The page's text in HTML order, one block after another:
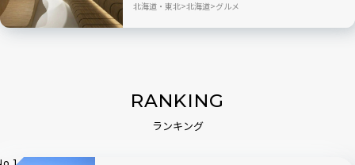
北海道・東北 北海道 グルメ
RANKING
ランキング